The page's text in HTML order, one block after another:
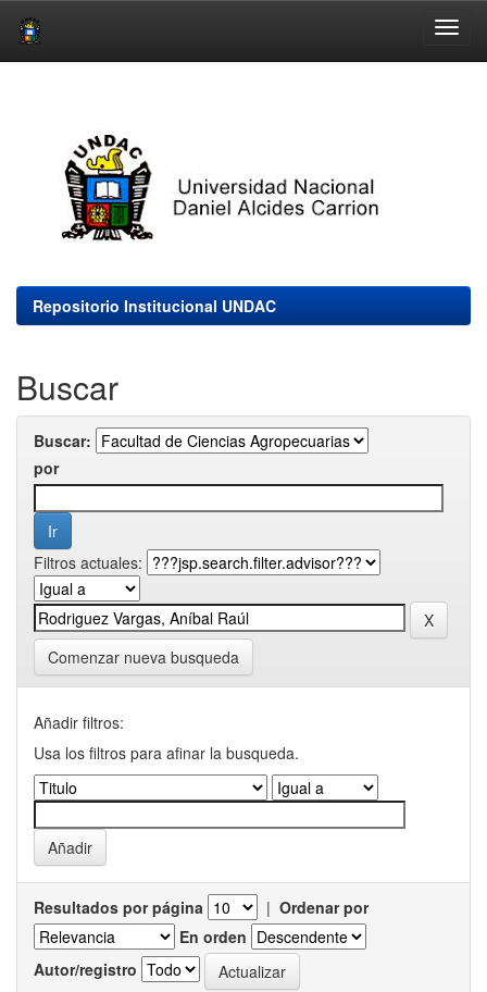
Repositorio Institucional UNDAC
Buscar
Buscar:
por
Filtros actuales:
Comenzar nueva busqueda
Añadir filtros:
Usa los filtros para afinar la busqueda.
Resultados por página | Ordenar por
En orden
Autor/registro